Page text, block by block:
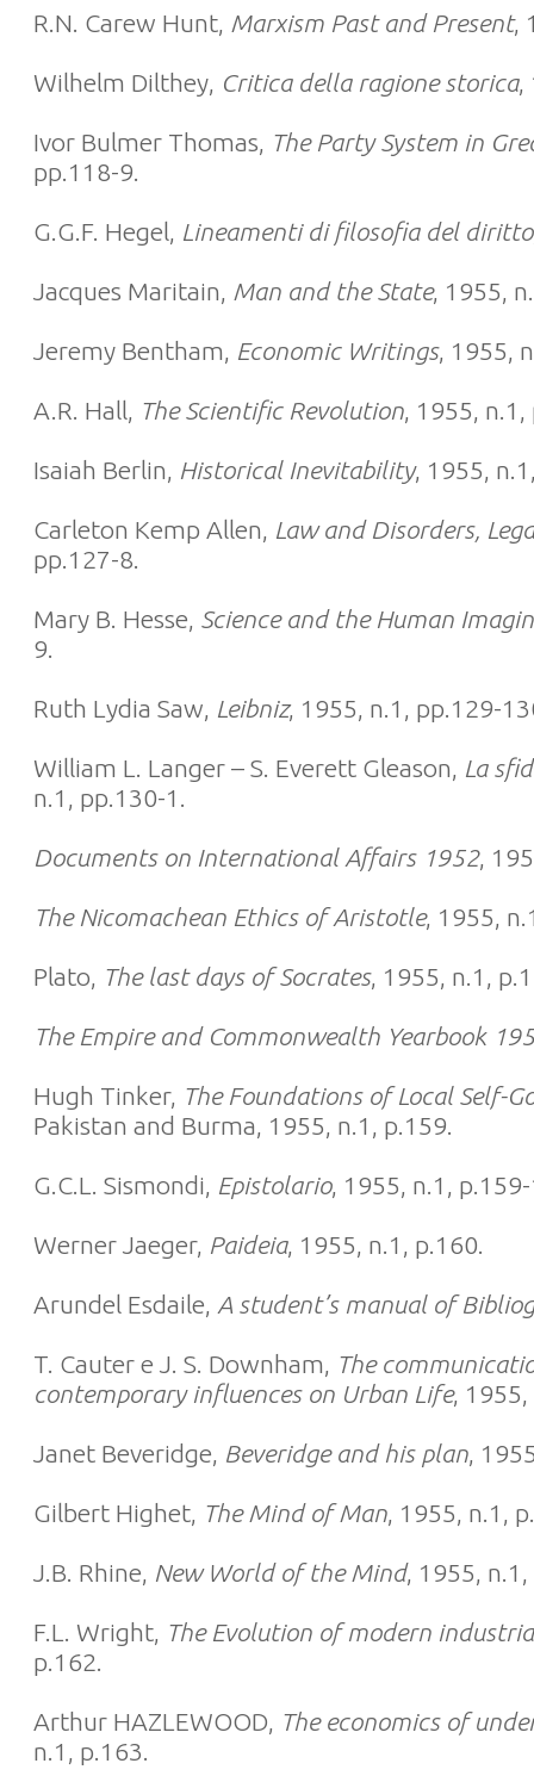
R.N. Carew Hunt, Marxism Past and Present,
Wilhelm Dilthey, Critica della ragione storica,
Ivor Bulmer Thomas, The Party System in
pp.118-9.
G.G.F. Hegel, Lineamenti di filosofia del diritto
Jacques Maritain, Man and the State, 1955,
Jeremy Bentham, Economic Writings, 1955,
A.R. Hall, The Scientific Revolution, 1955,
Isaiah Berlin, Historical Inevitability, 1955,
Carleton Kemp Allen, Law and Disorders,
pp.127-8.
Mary B. Hesse, Science and the Human
9.
Ruth Lydia Saw, Leibniz, 1955, n.1, pp.129-
William L. Langer – S. Everett Gleason, La
n.1, pp.130-1.
Documents on International Affairs 1952,
The Nicomachean Ethics of Aristotle, 1955,
Plato, The last days of Socrates, 1955, n.1,
The Empire and Commonwealth Yearbook
Hugh Tinker, The Foundations of Local Self-
Pakistan and Burma, 1955, n.1, p.159.
G.C.L. Sismondi, Epistolario, 1955, n.1,
Werner Jaeger, Paideia, 1955, n.1, p.160.
Arundel Esdaile, A student’s manual of
T. Cauter e J. S. Downham, The
contemporary influences on Urban Life, 1955,
Janet Beveridge, Beveridge and his plan,
Gilbert Highet, The Mind of Man, 1955, n.1,
J.B. Rhine, New World of the Mind, 1955,
F.L. Wright, The Evolution of modern
p.162.
Arthur HAZLEWOOD, The economics of
n.1, p.163.